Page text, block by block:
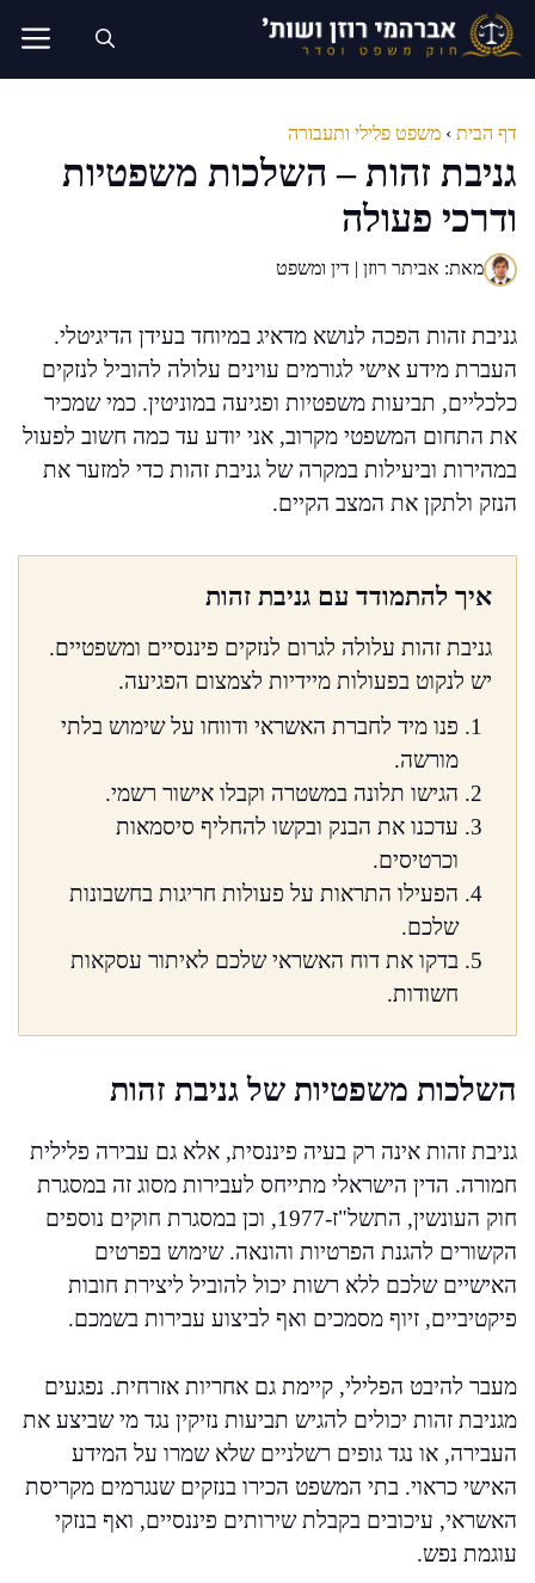
לדלג
לתוכן
דף הבית › משפט פלילי ותעבורה
גניבת זהות – השלכות משפטיות
ודרכי פעולה
מאת: אביתר רוזן | דין ומשפט
גניבת זהות הפכה לנושא מדאיג במיוחד בעידן הדיגיטלי.
העברת מידע אישי לגורמים עוינים עלולה להוביל לנזקים
כלכליים, תביעות משפטיות ופגיעה במוניטין. כמי שמכיר
את התחום המשפטי מקרוב, אני יודע עד כמה חשוב לפעול
במהירות וביעילות במקרה של גניבת זהות כדי למזער את
הנזק ולתקן את המצב הקיים.
איך להתמודד עם גניבת זהות
גניבת זהות עלולה לגרום לנזקים פיננסיים ומשפטיים.
יש לנקוט בפעולות מיידיות לצמצום הפגיעה.
פנו מיד לחברת האשראי ודווחו על שימוש בלתי
מורשה.
הגישו תלונה במשטרה וקבלו אישור רשמי.
עדכנו את הבנק ובקשו להחליף סיסמאות
וכרטיסים.
הפעילו התראות על פעולות חריגות בחשבונות
שלכם.
בדקו את דוח האשראי שלכם לאיתור עסקאות
חשודות.
השלכות משפטיות של גניבת זהות
גניבת זהות אינה רק בעיה פיננסית, אלא גם עבירה פלילית
חמורה. הדין הישראלי מתייחס לעבירות מסוג זה במסגרת
חוק העונשין, התשל"ז-1977, וכן במסגרת חוקים נוספים
הקשורים להגנת הפרטיות והונאה. שימוש בפרטים
האישיים שלכם ללא רשות יכול להוביל ליצירת חובות
פיקטיביים, זיוף מסמכים ואף לביצוע עבירות בשמכם.
מעבר להיבט הפלילי, קיימת גם אחריות אזרחית. נפגעים
מגניבת זהות יכולים להגיש תביעות נזיקין נגד מי שביצע את
העבירה, או נגד גופים רשלניים שלא שמרו על המידע
האישי כראוי. בתי המשפט הכירו בנזקים שנגרמים מקריסת
האשראי, עיכובים בקבלת שירותים פיננסיים, ואף בנזקי
עוגמת נפש.